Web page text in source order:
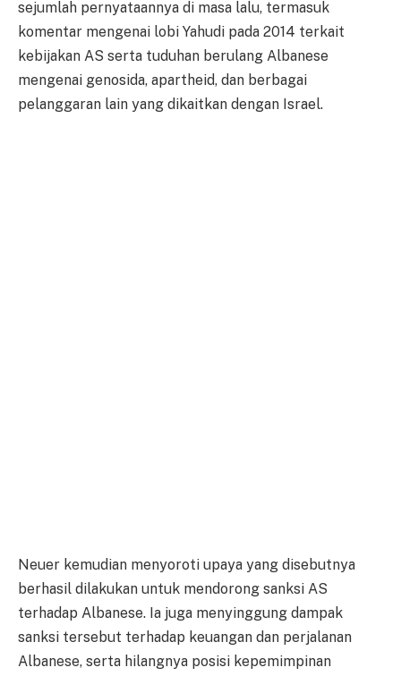
sejumlah pernyataannya di masa lalu, termasuk
komentar mengenai lobi Yahudi pada 2014 terkait
kebijakan AS serta tuduhan berulang Albanese
mengenai genosida, apartheid, dan berbagai
pelanggaran lain yang dikaitkan dengan Israel.
Neuer kemudian menyoroti upaya yang disebutnya
berhasil dilakukan untuk mendorong sanksi AS
terhadap Albanese. Ia juga menyinggung dampak
sanksi tersebut terhadap keuangan dan perjalanan
Albanese, serta hilangnya posisi kepemimpinan